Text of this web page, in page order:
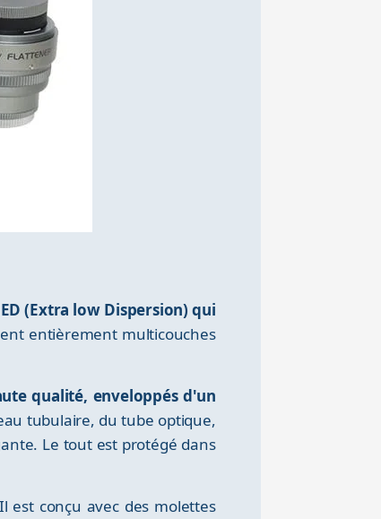
(Extra low Dispersion) qui
entièrement multicouches
qualité, enveloppés d'un
tubulaire, du tube optique,
Le tout est protégé dans
est conçu avec des molettes